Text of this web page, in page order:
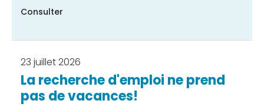
Consulter
23 juillet 2026
La recherche d'emploi ne prend
pas de vacances!